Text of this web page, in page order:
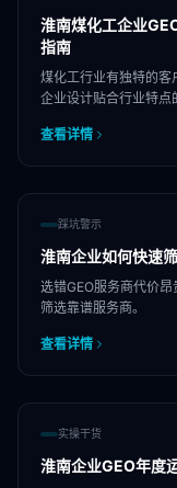
淮南煤化工企业
指南
煤化工行业有独特的客
企业设计贴合行业特点
查看详情
踩坑警示
淮南企业如何快速
选错GEO服务商代价
筛选靠谱服务商。
查看详情
实操干货
淮南企业GEO年度